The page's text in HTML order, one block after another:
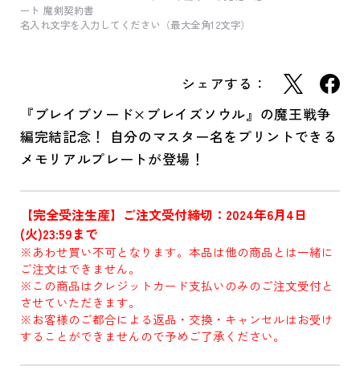
ート 魔剣契約書
名入れ文字を入力してください（最大全角12文字）
シェアする：
『ブレイブソード×ブレイズソウル』の魔王戦争
編完結記念！ 自分のマスター名をプリントできる
メモリアルプレートが登場！
【完全受注生産】ご注文受付締切：2024年6月4日
(火)23:59まで
※あわせ買い不可となります。本品は他の商品とは一緒に
ご注文はできません。
※この商品はクレジットカード支払いのみのご注文受付と
させていただきます。
※お客様のご都合による返品・交換・キャンセルはお受け
することができませんので予めご了承ください。